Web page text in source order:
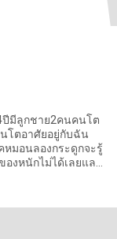
มีลูกชาย2คนคนโต
โตอาศัยอยู่กับฉัน
มอนลองกระดูกจะรู้
งหนักไม่ได้เลยและ